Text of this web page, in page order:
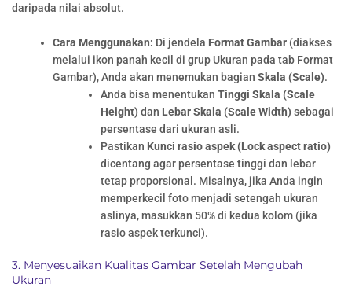
daripada nilai absolut.
Cara Menggunakan: Di jendela Format Gambar (diakses
melalui ikon panah kecil di grup Ukuran pada tab Format
Gambar), Anda akan menemukan bagianSkala (Scale).
Anda bisa menentukanTinggi Skala (Scale
Height) dan Lebar Skala (Scale Width) sebagai
persentase dari ukuran asli.
Pastikan Kunci rasio aspek (Lock aspect ratio)
dicentang agar persentase tinggi dan lebar
tetap proporsional. Misalnya, jika Anda ingin
memperkecil foto menjadi setengah ukuran
aslinya, masukkan 50% di kedua kolom (jika
rasio aspek terkunci).
3. Menyesuaikan Kualitas Gambar Setelah Mengubah
Ukuran